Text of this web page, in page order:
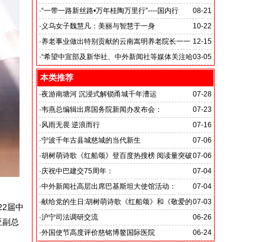
届中
总
马达加斯加总统埃里会见中国艺术银行董事长、中外新
闻社社务会主席徐志强先生并达成多项合作协议
08-21
·“一带一路新丝路•万年桂陶万里行”----国内行
10-22
· 义乌女子魏慧凡：美丽与智慧于一身
12-15
·养老事业做出特别贡献的云南嵩明养老院长一一
李丽琼
03-05
·“希望中宣部及新华社、中外新闻社等媒体关注哈
尔滨的发展”
本类推荐
07-28
·夜游南塘河 沉浸式解锁甬城千年漕运
07-23
·韦燕总编辑出席国务院新闻办发布会：
关注海关总署“十五五”时期守好国门安全
07-16
·风雨无畏 逆浪而行
旭日应急救援队硬核抗巴“威风”护平安
07-06
·宁波千年古县城慈城的当代新生
07-06
·胡树萌诗歌《红船颂》登百度热搜榜 阅读量突破
数亿次 打破“曲高和寡”的传播困境
07-04
·庆祝中巴建交75周年：
韦燕总裁同多国大使出席巴基斯坦驻华大使馆举办“芒果
节”
07-04
·中外新闻社高层出席巴基斯坦大使馆活动：
医药、保健和生物科技职业技术教育与培训专题研讨会
07-03
·献给党的生日:胡树萌诗歌《红船颂》和《敬爱的
党啊 我怎能不为你放声歌唱》
06-26
·沪宁司法调研交流
共探司法鉴定发展新路
06-24
·外国使节高度评价慈铭博鳌国际医院